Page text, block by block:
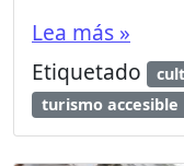
Lea más »
Etiquetado
turismo accesible